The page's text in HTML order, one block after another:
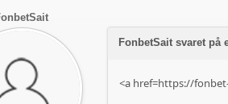
FonbetSait svaret på
<a href=https://